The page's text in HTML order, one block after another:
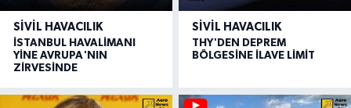
SIVIL HAVACILIK
İSTANBUL HAVALİMANI
YİNE AVRUPA'NIN
ZİRVESİNDE
SIVIL HAVACILIK
THY'DEN DEPREM
BÖLGESİNE İLAVE LİMİT